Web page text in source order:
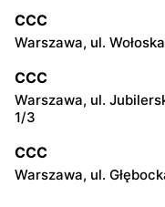
CCC
Warszawa, ul.
CCC
Warszawa, ul.
1/3
CCC
Warszawa, ul.